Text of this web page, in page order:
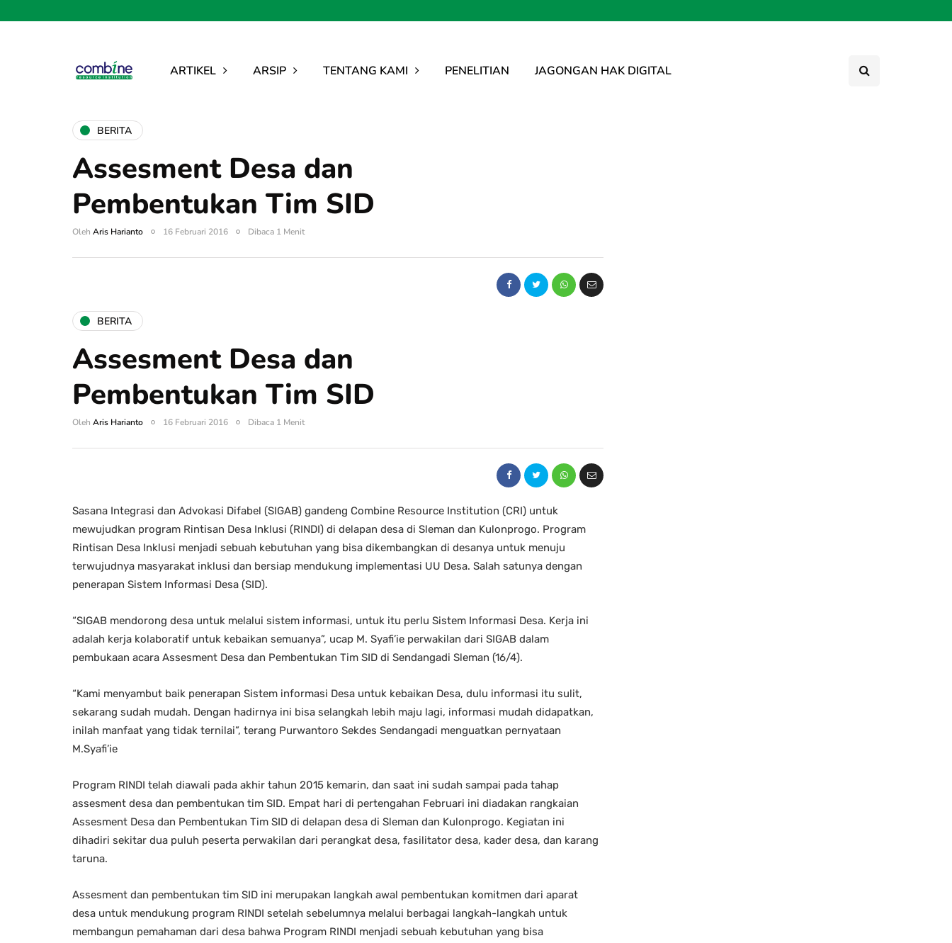
ARTIKEL ARSIP TENTANG KAMI PENELITIAN JAGONGAN HAK DIGITAL
BERITA
Assesment Desa dan
Pembentukan Tim SID
Oleh Aris Harianto 16 Februari 2016 Dibaca 1 Menit
BERITA
Assesment Desa dan
Pembentukan Tim SID
Oleh Aris Harianto 16 Februari 2016 Dibaca 1 Menit
Sasana Integrasi dan Advokasi Difabel (SIGAB) gandeng Combine Resource Institution (CRI) untuk
mewujudkan program Rintisan Desa Inklusi (RINDI) di delapan desa di Sleman dan Kulonprogo. Program
Rintisan Desa Inklusi menjadi sebuah kebutuhan yang bisa dikembangkan di desanya untuk menuju
terwujudnya masyarakat inklusi dan bersiap mendukung implementasi UU Desa. Salah satunya dengan
penerapan Sistem Informasi Desa (SID).
“SIGAB mendorong desa untuk melalui sistem informasi, untuk itu perlu Sistem Informasi Desa. Kerja ini
adalah kerja kolaboratif untuk kebaikan semuanya”, ucap M. Syafi’ie perwakilan dari SIGAB dalam
pembukaan acara Assesment Desa dan Pembentukan Tim SID di Sendangadi Sleman (16/4).
“Kami menyambut baik penerapan Sistem informasi Desa untuk kebaikan Desa, dulu informasi itu sulit,
sekarang sudah mudah. Dengan hadirnya ini bisa selangkah lebih maju lagi, informasi mudah didapatkan,
inilah manfaat yang tidak ternilai”, terang Purwantoro Sekdes Sendangadi menguatkan pernyataan
M.Syafi’ie
Program RINDI telah diawali pada akhir tahun 2015 kemarin, dan saat ini sudah sampai pada tahap
assesment desa dan pembentukan tim SID. Empat hari di pertengahan Februari ini diadakan rangkaian
Assesment Desa dan Pembentukan Tim SID di delapan desa di Sleman dan Kulonprogo. Kegiatan ini
dihadiri sekitar dua puluh peserta perwakilan dari perangkat desa, fasilitator desa, kader desa, dan karang
taruna.
Assesment dan pembentukan tim SID ini merupakan langkah awal pembentukan komitmen dari aparat
desa untuk mendukung program RINDI setelah sebelumnya melalui berbagai langkah-langkah untuk
membangun pemahaman dari desa bahwa Program RINDI menjadi sebuah kebutuhan yang bisa